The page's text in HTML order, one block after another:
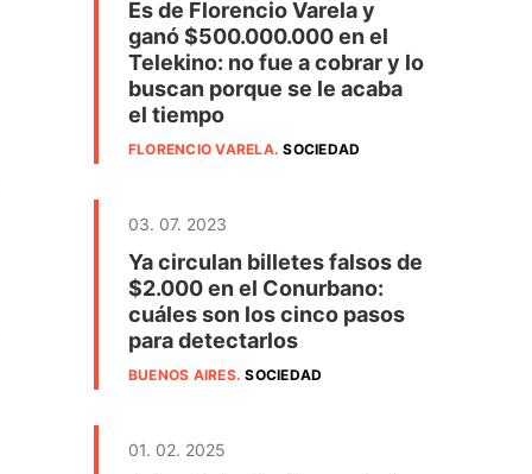
Es de Florencio Varela y
ganó $500.000.000 en el
Telekino: no fue a cobrar y lo
buscan porque se le acaba
el tiempo
FLORENCIO VARELA.SOCIEDAD
03. 07. 2023
Ya circulan billetes falsos de
$2.000 en el Conurbano:
cuáles son los cinco pasos
para detectarlos
BUENOS AIRES.SOCIEDAD
01. 02. 2025